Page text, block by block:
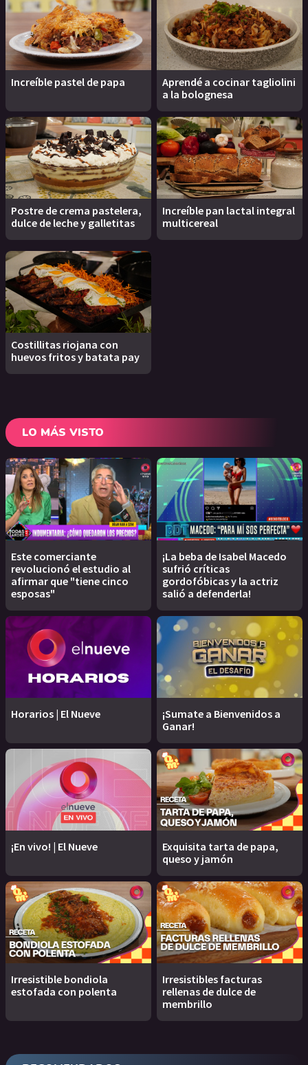
Increíble pastel de papa
Aprendé a cocinar tagliolini
a la bolognesa
Postre de crema pastelera,
dulce de leche y galletitas
Increíble pan lactal integral
multicereal
Costillitas riojana con
huevos fritos y batata pay
LO MÁS VISTO
Este comerciante
revolucionó el estudio al
afirmar que "tiene cinco
esposas"
¡La beba de Isabel Macedo
sufrió críticas
gordofóbicas y la actriz
salió a defenderla!
Horarios | El Nueve
¡Sumate a Bienvenidos a
Ganar!
¡En vivo! | El Nueve
Exquisita tarta de papa,
queso y jamón
Irresistible bondiola
estofada con polenta
Irresistibles facturas
rellenas de dulce de
membrillo